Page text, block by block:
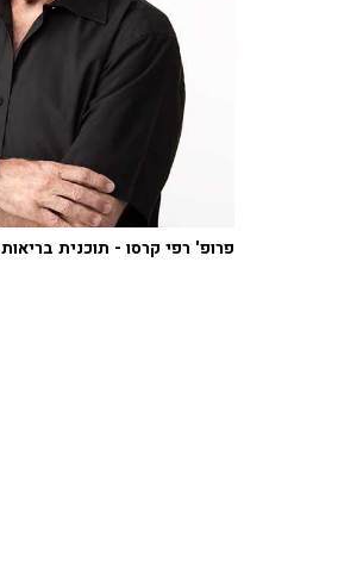
פרופ' רפי קרסו - תוכנית בריאות